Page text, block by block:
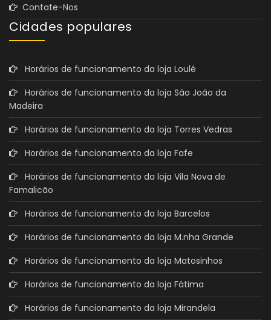
Contate-Nos
Cidades populares
Horários de funcionamento da loja Loulé
Horários de funcionamento da loja São João da
Madeira
Horários de funcionamento da loja Torres Vedras
Horários de funcionamento da loja Fafe
Horários de funcionamento da loja Vila Nova de
Famalicão
Horários de funcionamento da loja Barcelos
Horários de funcionamento da loja M.nha Grande
Horários de funcionamento da loja Matosinhos
Horários de funcionamento da loja Fátima
Horários de funcionamento da loja Mirandela